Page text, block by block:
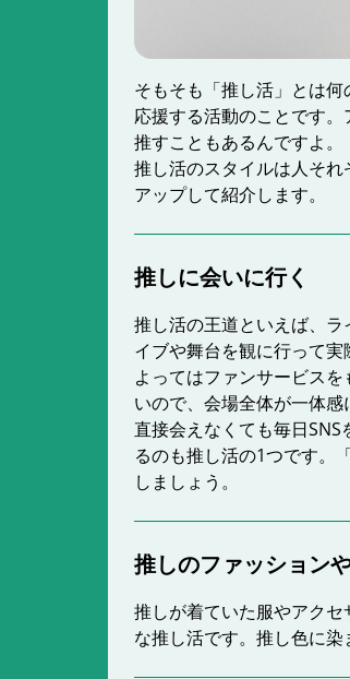
そもそも「推し活」とは
応援する活動のことです
推すこともあるんですよ。
推し活のスタイルは人そ
アップして紹介します。
推しに会いに行く
推し活の王道といえば、
イブや舞台を観に行って
よってはファンサービス
いので、会場全体が一体感
直接会えなくても毎日
るのも推し活の1つです。
しましょう。
推しのファッション
推しが着ていた服やアク
な推し活です。推し色に染